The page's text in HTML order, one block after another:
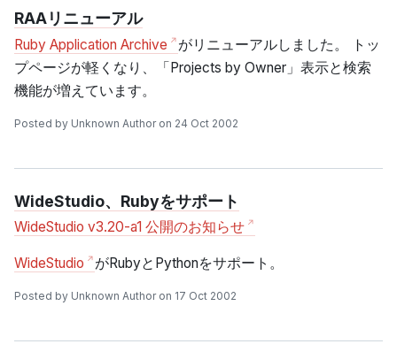
RAAリニューアル
Ruby Application Archive
がリニューアルしました。 トッ
プページが軽くなり、「Projects by Owner」表示と検索
機能が増えています。
Posted by Unknown Author on 24 Oct 2002
WideStudio、Rubyをサポート
WideStudio v3.20-a1 公開のお知らせ
WideStudio がRubyとPythonをサポート。
Posted by Unknown Author on 17 Oct 2002